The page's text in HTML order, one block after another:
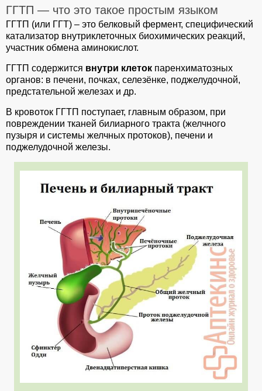
ГГТП — что это такое простым языком
ГГТП (или ГГТ) – это белковый фермент, специфический
катализатор внутриклеточных биохимических реакций,
участник обмена аминокислот.
ГГТП содержится внутри клеток паренхиматозных
органов: в печени, почках, селезёнке, поджелудочной,
предстательной железах и др.
В кровоток ГГТП поступает, главным образом, при
повреждении тканей билиарного тракта (желчного
пузыря и системы желчных протоков), печени и
поджелудочной железы.